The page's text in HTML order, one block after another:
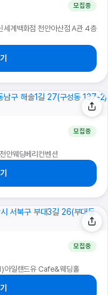
모집중
계백화점 천안아산점 A관 4층
모집중
안웨딩베리컨벤션
모집중
아일랜드유 Cafe&웨딩홀